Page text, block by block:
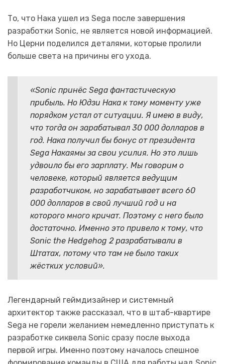
То, что Нака ушел из Sega после завершения
разработки Sonic, не является новой информацией.
Но Церни поделился деталями, которые пролили
больше света на причины его ухода.
«Sonic принёс Sega фантастическую
прибыль. Но Юдзи Нака к тому моменту уже
порядком устал от ситуации. Я имею в виду,
что тогда он зарабатывал 30 000 долларов в
год. Нака получил бы бонус от президента
Sega Накаямы за свои усилия. Но это лишь
удвоило бы его зарплату. Мы говорим о
человеке, который является ведущим
разработчиком, но зарабатывает всего 60
000 долларов в свой лучший год и на
которого много кричат. Поэтому с него было
достаточно. Именно это привело к тому, что
Sonic the Hedgehog 2 разрабатывали в
Штатах, потому что там не было таких
жёстких условий».
Легендарный геймдизайнер и системный
архитектор также рассказал, что в штаб-квартире
Sega не горели желанием немедленно приступать к
разработке сиквела Sonic сразу после выхода
первой игры. Именно поэтому началось спешное